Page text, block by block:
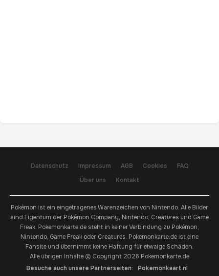
Datenschutz Impressum AGB Cookies
FAQ
Über uns
Kontakt
Pokémon ist ein eingetragenes Warenzeichen von Nintendo. Alle Bilder
sind Eigentum der Pokémon Company, Nintendo, Creatures und Game
Freak. Pokemonkarte.de steht in keiner Verbindung zu Pokémon,
Nintendo, Game Freak oder Creatures. Pokemonkarte.de ist eine
Fansite und übernimmt keine Haftung für etwaige Schäden.
Alle übrigen Inhalte © Copyright 2026 Pokemonkarte.de
Besuche auch unsere Partnerseiten:
Pokemonkaart.nl